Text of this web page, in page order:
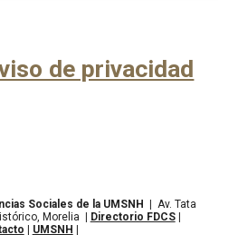
de privacidad
Sociales de la UMSNH
Av. Tata
Morelia
Directorio FDCS|
UMSNH